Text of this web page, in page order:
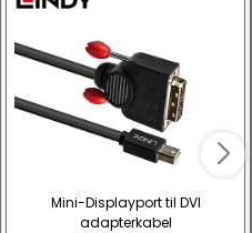
Mini-Displayport til DVI
adapterkabel